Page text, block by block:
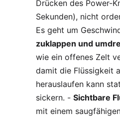
Drücken des Power-
Sekunden), nicht
Es geht um
zuklappen und
wie ein offenes Zelt
damit die Flüssigkeit
herauslaufen kann
sickern. - Sichtbare
mit einem